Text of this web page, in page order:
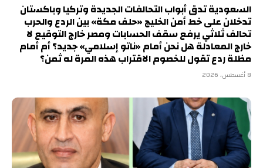
السعودية تدق أبواب التحالفات الجديدة وتركيا وباكستان
تدخلان على خط أمن الخليج «حلف مكة» بين الردع والحرب
تحالف ثلاثي يرفع سقف الحسابات ومصر خارج التوقيع لا
خارج المعادلة هل نحن أمام «ناتو إسلامي» جديد؟ أم أمام
مظلة ردع تقول للخصوم الاقتراب هذه المرة له ثمن؟
8 أغسطس، 2026